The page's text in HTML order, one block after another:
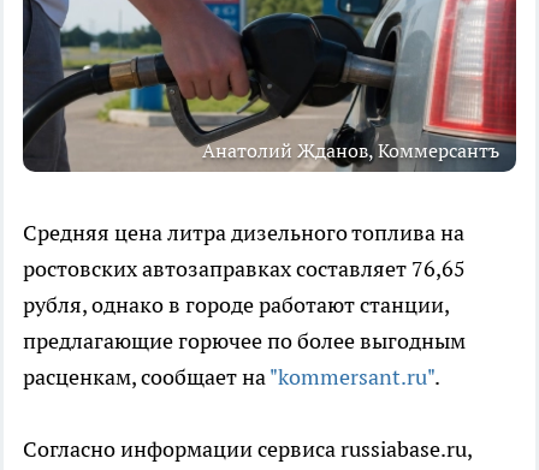
Анатолий Жданов, Коммерсантъ
Средняя цена литра дизельного топлива на
ростовских автозаправках составляет 76,65
рубля, однако в городе работают станции,
предлагающие горючее по более выгодным
расценкам, сообщает на"kommersant.ru".
Согласно информации сервиса russiabase.ru,